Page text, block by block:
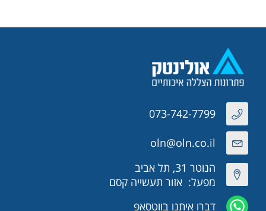
073-742-7799
oln@oln.co.il
הנוטר 31, תל אביב
מפעל: אזור תעשייה קסם
דברו איתנו בווטסאפ